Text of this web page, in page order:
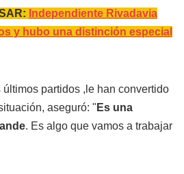
Independiente Rivadavia
y hubo una distinción especial
partidos ,le han convertido
aseguró: " Es una
. Es algo que vamos a trabajar